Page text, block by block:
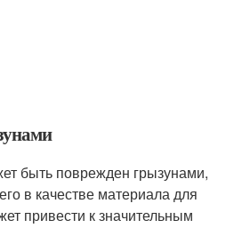
быть поврежден грызунами,
в качестве материала для
привести к значительным